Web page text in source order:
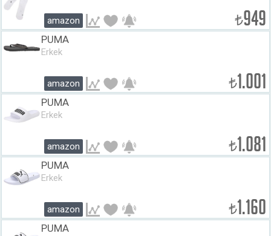
amazon ₺949
PUMA
Erkek
amazon ₺1.001
PUMA
Erkek
amazon ₺1.081
PUMA
Erkek
amazon ₺1.160
PUMA